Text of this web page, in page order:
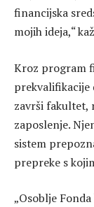
financijska
mojih ideja,“
Kroz program
prekvalifikacije
završi fakultet,
zaposlenje.
sistem
prepreke s
„Osoblje